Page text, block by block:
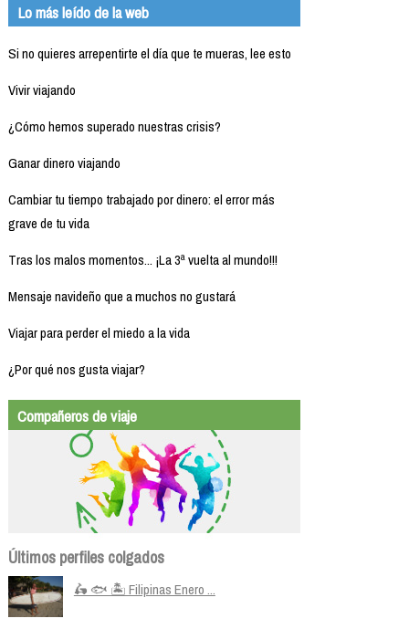
Lo más leído de la web
Si no quieres arrepentirte el día que te mueras, lee esto
Vivir viajando
¿Cómo hemos superado nuestras crisis?
Ganar dinero viajando
Cambiar tu tiempo trabajado por dinero: el error más
grave de tu vida
Tras los malos momentos... ¡La 3ª vuelta al mundo!!!
Mensaje navideño que a muchos no gustará
Viajar para perder el miedo a la vida
¿Por qué nos gusta viajar?
Compañeros de viaje
Últimos perfiles colgados
🛵 🐟 🏝️ Filipinas Enero ...